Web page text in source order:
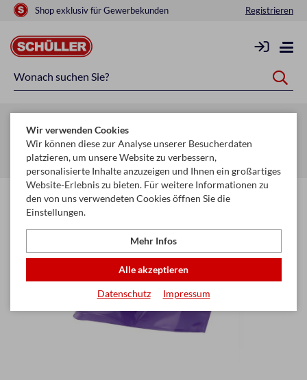
Shop exklusiv für Gewerbekunden Registrieren
Startseite Schule & Büro
Hefte & Blöcke
Heft- & Buchschoner
Wir verwenden Cookies
Wir können diese zur Analyse unserer Besucherdaten
platzieren, um unsere Website zu verbessern,
personalisierte Inhalte anzuzeigen und Ihnen ein großartiges
Website-Erlebnis zu bieten. Für weitere Informationen zu
den von uns verwendeten Cookies öffnen Sie die
Einstellungen.
Mehr Infos
Alle akzeptieren
Datenschutz Impressum